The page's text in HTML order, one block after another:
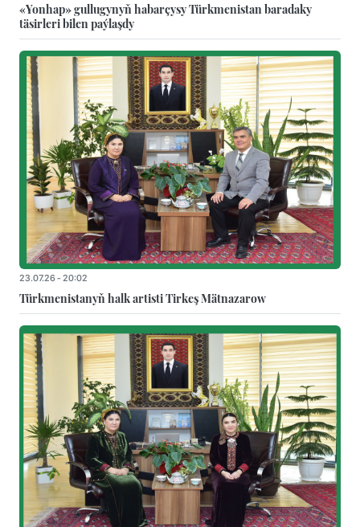
«Yonhap» gullugynyň habarçysy Türkmenistan baradaky
täsirleri bilen paýlaşdy
23.07.26 - 20:02
Türkmenistanyň halk artisti Tirkeş Mätnazarow